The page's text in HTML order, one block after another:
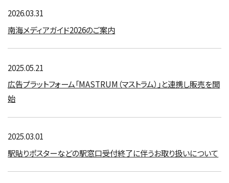
2026.03.31
南海メディアガイド2026のご案内
2025.05.21
広告プラットフォーム「MASTRUM（マストラム）」と連携し販売を開
始
2025.03.01
駅貼りポスターなどの駅窓口受付終了に伴うお取り扱いについて